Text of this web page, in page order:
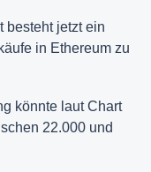
besteht jetzt ein
in Ethereum zu
könnte laut Chart
22.000 und